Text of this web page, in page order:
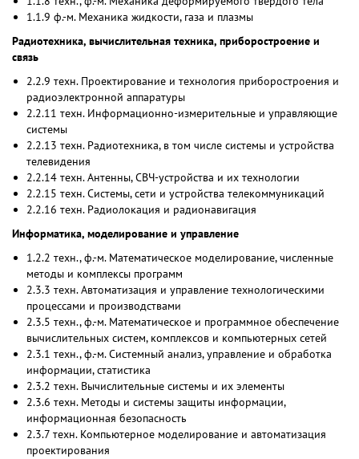
1.1.9 ф.-м. Механика жидкости, газа и плазмы
Радиотехника, вычислительная техника, приборостроение и
связь
2.2.9 техн. Проектирование и технология приборостроения и
радиоэлектронной аппаратуры
2.2.11 техн. Информационно-измерительные и управляющие
системы
2.2.13 техн. Радиотехника, в том числе системы и устройства
телевидения
2.2.14 техн. Антенны, СВЧ-устройства и их технологии
2.2.15 техн. Системы, сети и устройства телекоммуникаций
2.2.16 техн. Радиолокация и радионавигация
Информатика, моделирование и управление
1.2.2 техн., ф.-м. Математическое моделирование, численные
методы и комплексы программ
2.3.3 техн. Автоматизация и управление технологическими
процессами и производствами
2.3.5 техн., ф.-м. Математическое и программное обеспечение
вычислительных систем, комплексов и компьютерных сетей
2.3.1 техн., ф.-м. Системный анализ, управление и обработка
информации, статистика
2.3.2 техн. Вычислительные системы и их элементы
2.3.6 техн. Методы и системы защиты информации,
информационная безопасность
2.3.7 техн. Компьютерное моделирование и автоматизация
проектирования